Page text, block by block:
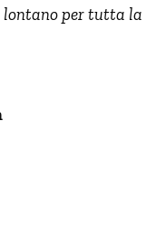
lontano per tutta la